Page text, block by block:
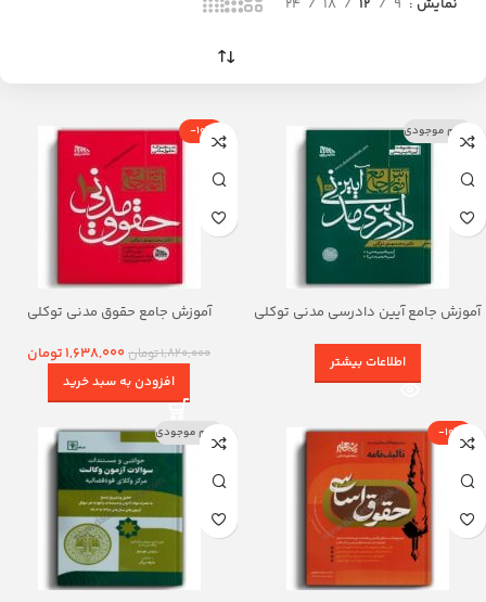
نمایش 9
12
18
24
اتمام موجودی
آموزش جامع آیین دادرسی مدنی توکلی
اطلاعات بیشتر
-10%
آموزش جامع حقوق مدنی توکلی
1,820,000تومان1,638,000تومان
افزودن به سبد خرید
-10% اتمام موجودی